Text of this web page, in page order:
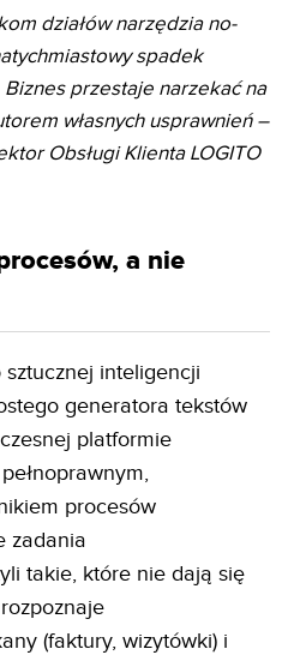
działów narzędzia no-
spadek
przestaje narzekać na
własnych usprawnień–
Obsługi Klienta LOGITO
a nie
inteligencji
generatora tekstów
platformie
procesów
zadania
takie, które nie dają się
(faktury, wizytówki) i